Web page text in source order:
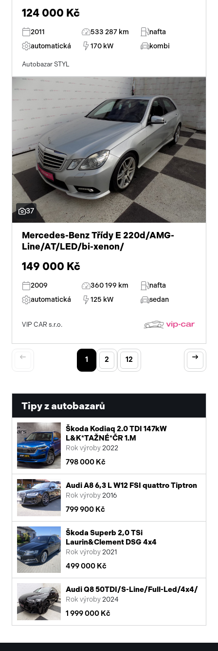
124 000 Kč
2011 533 287 km
nafta
automatická
170 kW kombi
Autobazar STYL
37
Mercedes-Benz Třídy E 220d/AMG-
Line/AT/LED/bi-xenon/
149 000 Kč
2009 360 199 km
nafta
automatická
125 kW sedan
VIP CAR s.r.o.
1 2 12
Tipy z autobazarů
Škoda Kodiaq 2.0 TDI 147kW
L&K*TAŽNÉ*ČR 1.M
Rok výroby 2022
798 000 Kč
Audi A8 6,3 L W12 FSI quattro Tiptron
Rok výroby 2016
799 900 Kč
Škoda Superb 2,0 TSi
Laurin&Clement DSG 4x4
Rok výroby 2021
499 000 Kč
Audi Q8 50TDI/S-Line/Full-Led/4x4/
Rok výroby 2024
1 999 000 Kč